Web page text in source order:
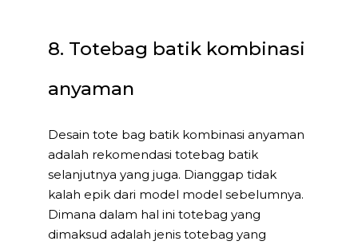
8. Totebag batik kombinasi
anyaman
Desain tote bag batik kombinasi anyaman
adalah rekomendasi totebag batik
selanjutnya yang juga. Dianggap tidak
kalah epik dari model model sebelumnya.
Dimana dalam hal ini totebag yang
dimaksud adalah jenis totebag yang